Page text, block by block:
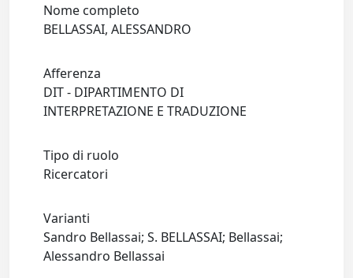
Nome completo
BELLASSAI, ALESSANDRO
Afferenza
DIT - DIPARTIMENTO DI
INTERPRETAZIONE E TRADUZIONE
Tipo di ruolo
Ricercatori
Varianti
Sandro Bellassai; S. BELLASSAI; Bellassai;
Alessandro Bellassai